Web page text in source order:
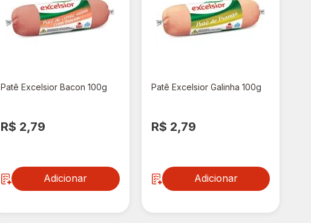
Patê Excelsior Bacon 100g
R$ 2,79
Adicionar
Patê Excelsior Galinha 100g
R$ 2,79
Adicionar